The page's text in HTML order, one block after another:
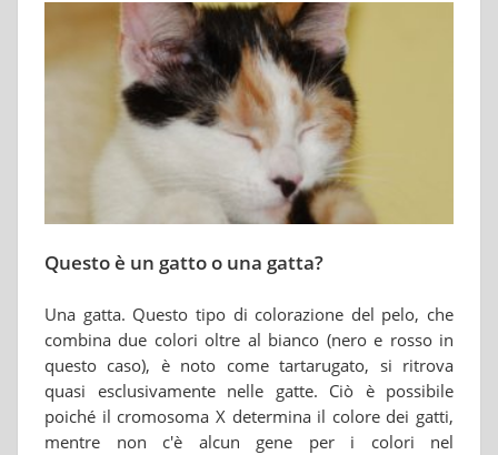
Questo è un gatto o una gatta?
Una gatta. Questo tipo di colorazione del pelo, che
combina due colori oltre al bianco (nero e rosso in
questo caso), è noto come tartarugato, si ritrova
quasi esclusivamente nelle gatte. Ciò è possibile
poiché il cromosoma X determina il colore dei gatti,
mentre non c'è alcun gene per i colori nel